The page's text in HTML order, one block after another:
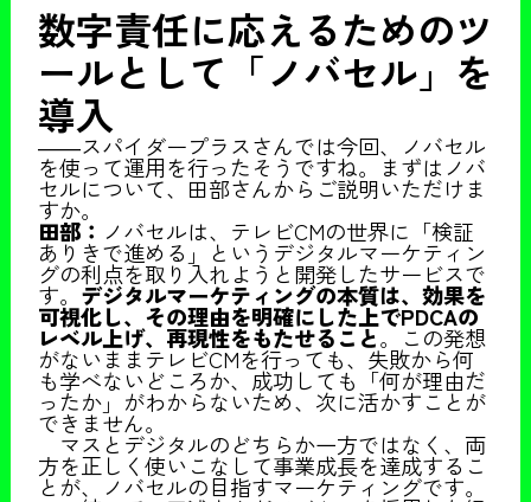
数字責任に応えるためのツ
ールとして「ノバセル」を
導入
――スパイダープラスさんでは今回、ノバセル
を使って運用を行ったそうですね。まずはノバ
セルについて、田部さんからご説明いただけま
すか。
田部： ノバセルは、テレビCMの世界に「検証
ありきで進める」というデジタルマーケティン
グの利点を取り入れようと開発したサービスで
す。 デジタルマーケティングの本質は、効果を
可視化し、その理由を明確にした上でPDCAの
レベル上げ、再現性をもたせること。この発想
がないままテレビCMを行っても、失敗から何
も学べないどころか、成功しても「何が理由だ
ったか」がわからないため、次に活かすことが
できません。
マスとデジタルのどちらか一方ではなく、両
方を正しく使いこなして事業成長を達成するこ
とが、ノバセルの目指すマーケティングです。